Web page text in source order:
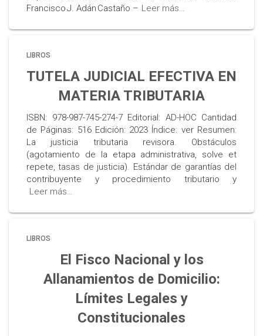
Francisco J. Adán Castaño – Leer más…
LIBROS
TUTELA JUDICIAL EFECTIVA EN
MATERIA TRIBUTARIA
ISBN: 978-987-745-274-7 Editorial: AD-HOC Cantidad
de Páginas: 516 Edición: 2023 Índice: ver Resumen:
La justicia tributaria revisora. Obstáculos
(agotamiento de la etapa administrativa, solve et
repete, tasas de justicia). Estándar de garantías del
contribuyente y procedimiento tributario y
Leer más…
LIBROS
El Fisco Nacional y los
Allanamientos de Domicilio:
Límites Legales y
Constitucionales